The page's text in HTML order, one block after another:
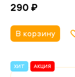
290 ₽
В корзину
ХИТ АКЦИЯ